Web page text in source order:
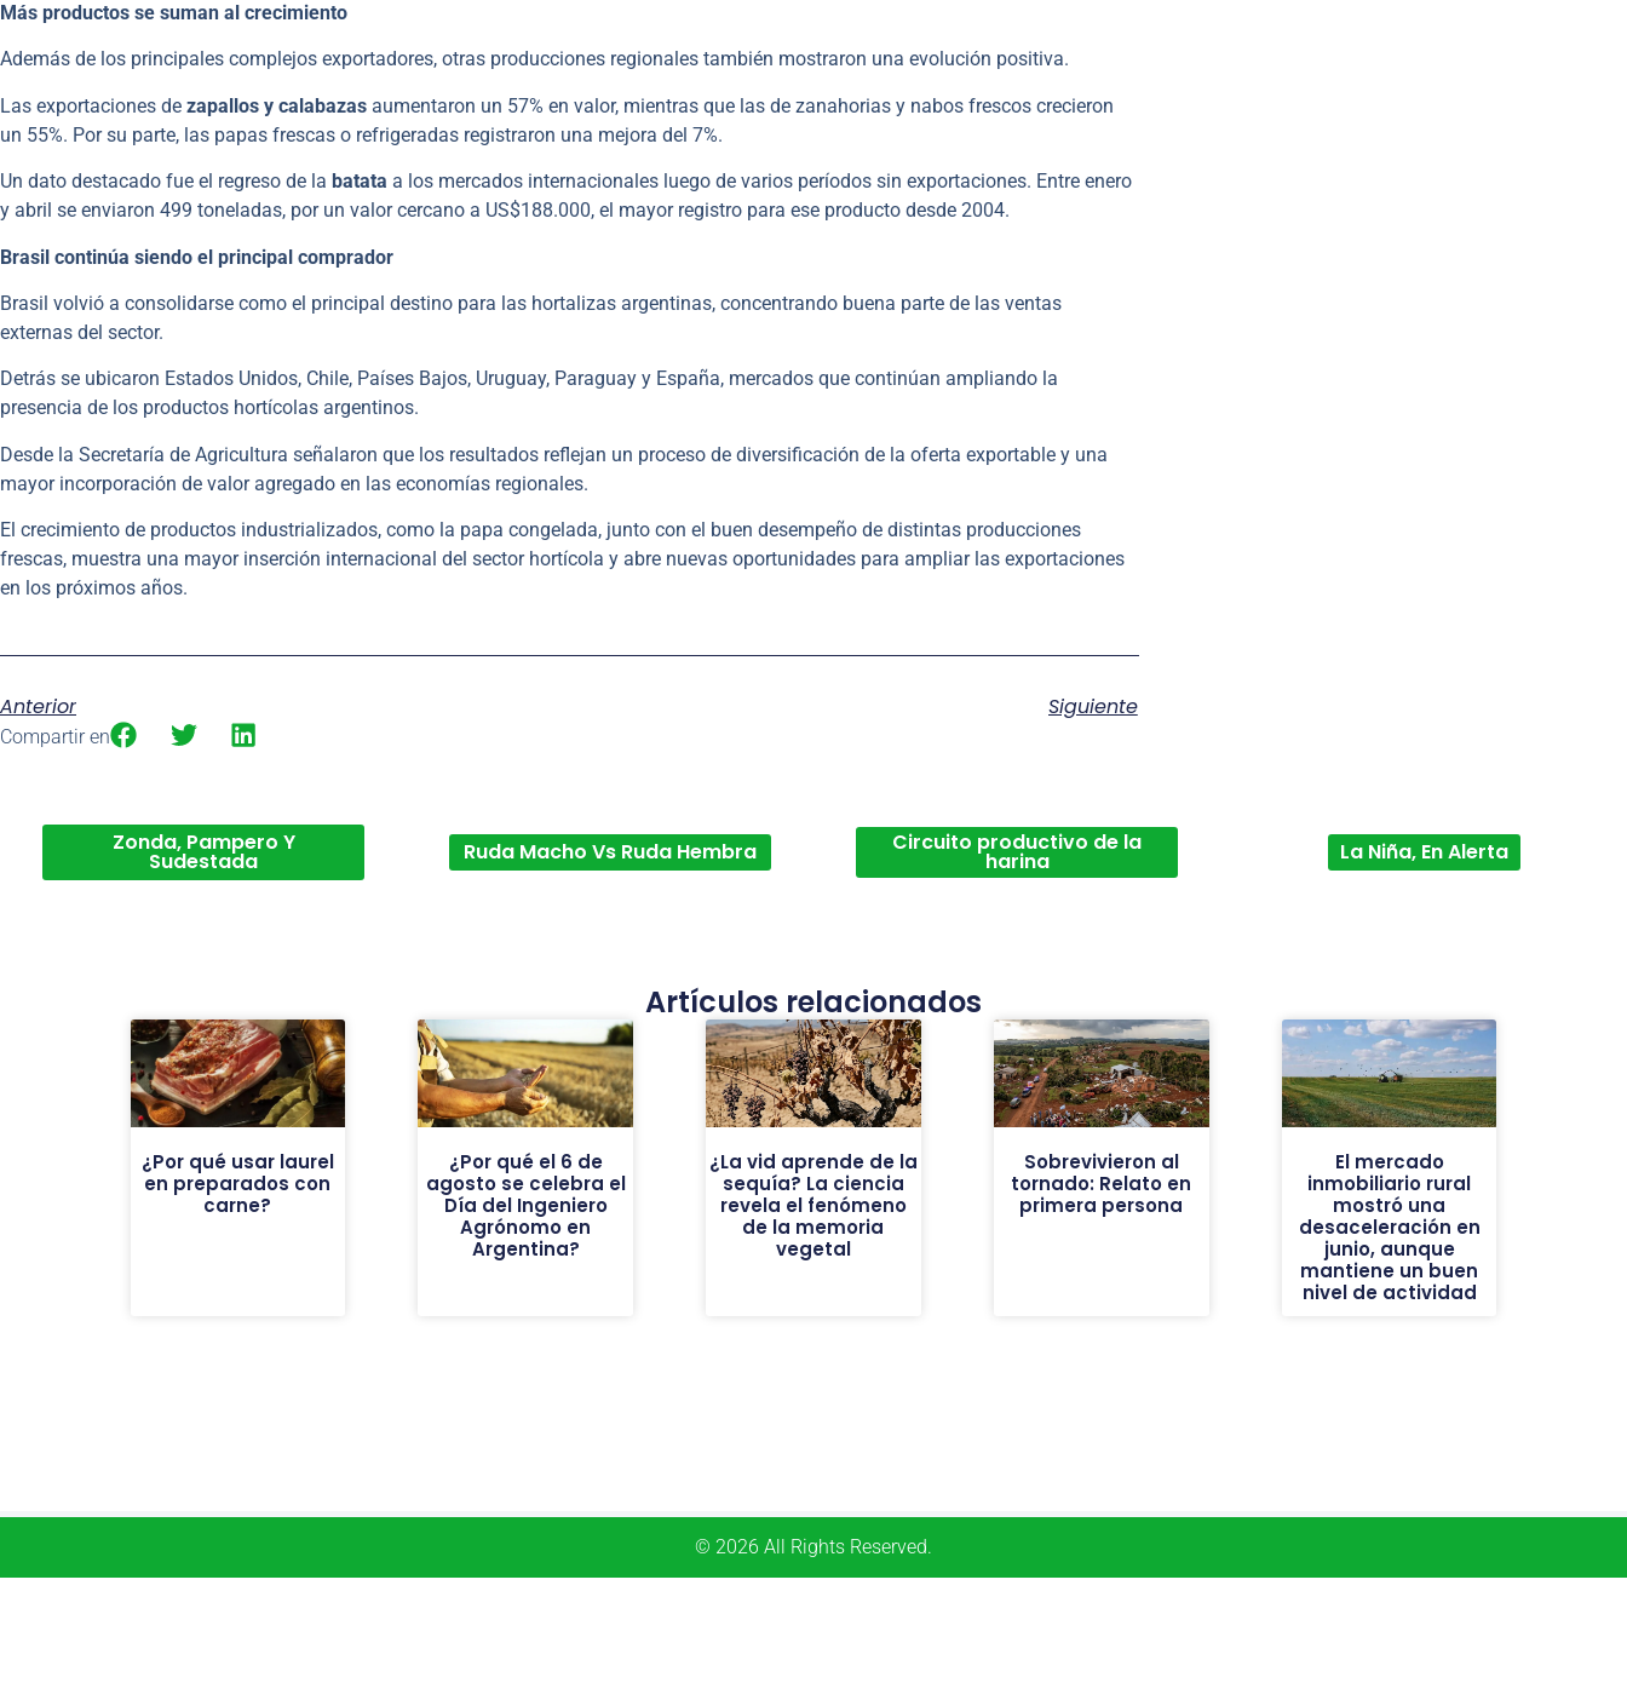
Más productos se suman al crecimiento
Además de los principales complejos exportadores, otras producciones regionales también mostraron una evolución positiva.
Las exportaciones de zapallos y calabazas aumentaron un 57% en valor, mientras que las de zanahorias y nabos frescos crecieron
un 55%. Por su parte, las papas frescas o refrigeradas registraron una mejora del 7%.
Un dato destacado fue el regreso de la batata a los mercados internacionales luego de varios períodos sin exportaciones. Entre enero
y abril se enviaron 499 toneladas, por un valor cercano a US$188.000, el mayor registro para ese producto desde 2004.
Brasil continúa siendo el principal comprador
Brasil volvió a consolidarse como el principal destino para las hortalizas argentinas, concentrando buena parte de las ventas
externas del sector.
Detrás se ubicaron Estados Unidos, Chile, Países Bajos, Uruguay, Paraguay y España, mercados que continúan ampliando la
presencia de los productos hortícolas argentinos.
Desde la Secretaría de Agricultura señalaron que los resultados reflejan un proceso de diversificación de la oferta exportable y una
mayor incorporación de valor agregado en las economías regionales.
El crecimiento de productos industrializados, como la papa congelada, junto con el buen desempeño de distintas producciones
frescas, muestra una mayor inserción internacional del sector hortícola y abre nuevas oportunidades para ampliar las exportaciones
en los próximos años.
Anterior Siguiente
Compartir en
Zonda, Pampero Y
Sudestada Ruda Macho Vs Ruda Hembra Circuito productivo de la
harina La Niña, En Alerta
Artículos relacionados
¿Por qué usar laurel
en preparados con
carne?
¿Por qué el 6 de
agosto se celebra el
Día del Ingeniero
Agrónomo en
Argentina?
¿La vid aprende de la
sequía? La ciencia
revela el fenómeno
de la memoria
vegetal
Sobrevivieron al
tornado: Relato en
primera persona
El mercado
inmobiliario rural
mostró una
desaceleración en
junio, aunque
mantiene un buen
nivel de actividad
© 2026 All Rights Reserved.